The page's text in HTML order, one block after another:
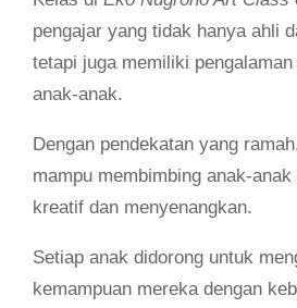
pengajar yang tidak hanya ahli
tetapi juga memiliki
anak-anak.
Dengan pendekatan yang
mampu membimbing anak-
kreatif dan menyenangkan.
Setiap anak didorong untuk
kemampuan mereka dengan